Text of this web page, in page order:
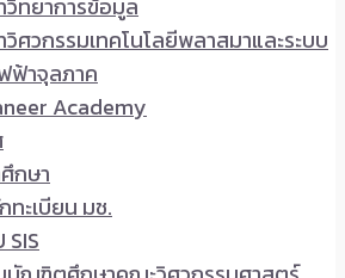
วิทยาการข้อมูล
วิศวกรรมเทคโนโลยีพลาสมาและระบบ
ฟ้าจุลภาค
Academy
กษา
ทะเบียน มช.
SIS